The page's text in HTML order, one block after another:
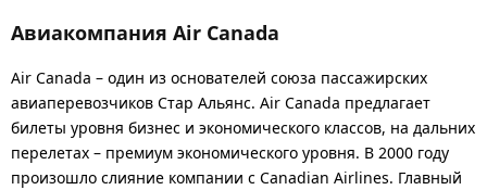
Авиакомпания Air Canada
Air Canada – один из основателей союза пассажирских
авиаперевозчиков Стар Альянс. Air Canada предлагает
билеты уровня бизнес и экономического классов, на дальних
перелетах – премиум экономического уровня. В 2000 году
произошло слияние компании с Canadian Airlines. Главный